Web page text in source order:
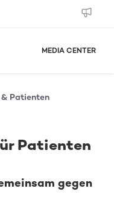
MEDIA CENTER
& Patienten
Patienten
gegen